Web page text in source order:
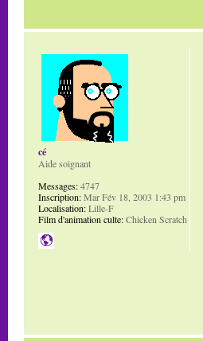
cé
Aide soignant
Messages:4747
Inscription:Mar Fév 18, 2003 1:43 pm
Localisation:Lille-F
Film d'animation culte:Chicken Scratch